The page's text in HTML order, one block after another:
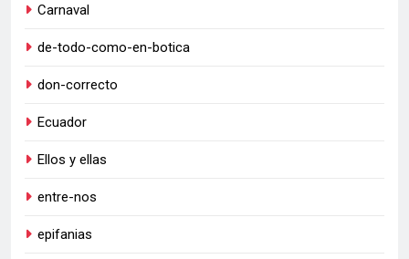
Carnaval
de-todo-como-en-botica
don-correcto
Ecuador
Ellos y ellas
entre-nos
epifanias